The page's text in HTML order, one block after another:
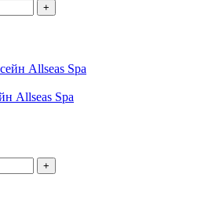
+
Allseas Spa
+